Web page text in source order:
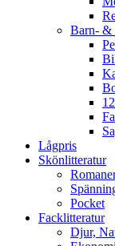
Barn- &
Lågpris
Skönlitteratur
Pocket
Facklitteratur
Djur,